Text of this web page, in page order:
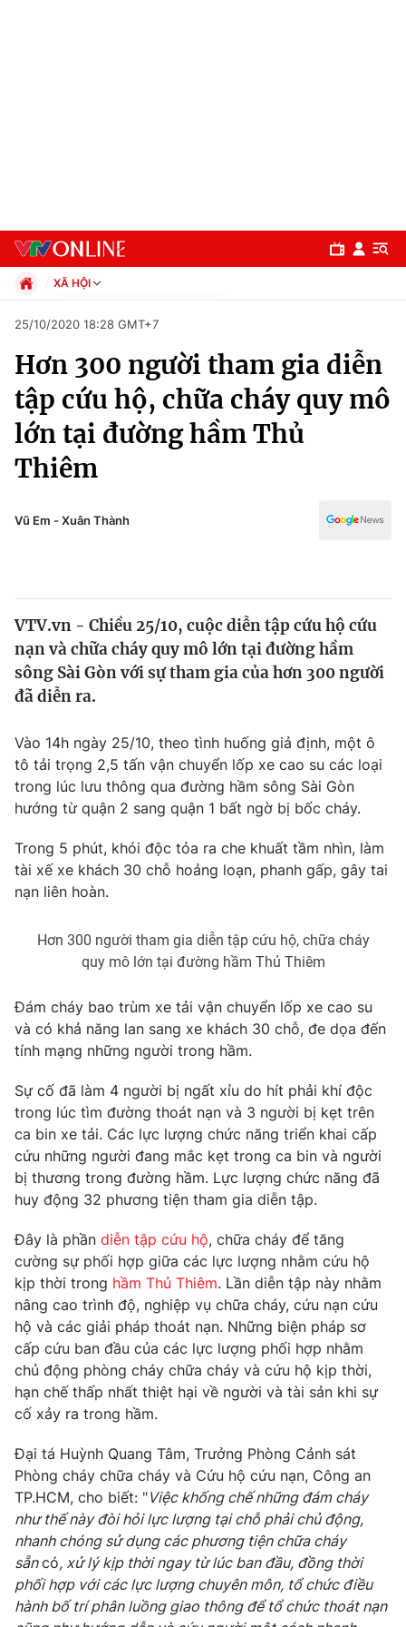
Chuyên mục
Chính trị
Xã hội
Pháp luật
Thế giới
Tin tức
Thế giới đó đây
Câu chuyện quốc tế
Kinh tế
Thị trường
Góc doanh nghiệp
Truyền hình
Phim VTV
Hậu trường
Nhân vật
Giải sao mai
Điện ảnh
Sao
Đời sống
Chất lượng cuộc sống
Giáo dục
Học trực tuyến
Hitech Công nghệ tương lai
Sản phẩm
Thị trường
Tư vấn
Giao lưu trực tuyến
Lịch phát sóng
Chuyên mục khác
Emagazine Podcast
Photo Infographic
Video Shorts video
VTV Money VTV Thể thao
VTV Sức khoẻ
Thị trường 24h Tấm lòng Việt
VTV4 Vươn mình bằng AI
VTV9 VTV8
Liên hệ tòa soạn English
XÃ HỘI
Xã hội
Pháp luật
Kinh tế
Thể thao
Truyền hình
Văn hóa - Giải trí
Y tế
Công nghệ
25/10/2020 18:28 GMT+7
Hơn 300 người tham gia diễn
tập cứu hộ, chữa cháy quy mô
lớn tại đường hầm Thủ
Thiêm
Vũ Em - Xuân Thành
VTV.vn - Chiều 25/10, cuộc diễn tập cứu hộ cứu
nạn và chữa cháy quy mô lớn tại đường hầm
sông Sài Gòn với sự tham gia của hơn 300 người
đã diễn ra.
Vào 14h ngày 25/10, theo tình huống giả định, một ô
tô tải trọng 2,5 tấn vận chuyển lốp xe cao su các loại
trong lúc lưu thông qua đường hầm sông Sài Gòn
hướng từ quận 2 sang quận 1 bất ngờ bị bốc cháy.
Trong 5 phút, khói độc tỏa ra che khuất tầm nhìn, làm
tài xế xe khách 30 chỗ hoảng loạn, phanh gấp, gây tai
nạn liên hoàn.
Hơn 300 người tham gia diễn tập cứu hộ, chữa cháy
quy mô lớn tại đường hầm Thủ Thiêm
Đám cháy bao trùm xe tải vận chuyển lốp xe cao su
và có khả năng lan sang xe khách 30 chỗ, đe dọa đến
tính mạng những người trong hầm.
Sự cố đã làm 4 người bị ngất xỉu do hít phải khí độc
trong lúc tìm đường thoát nạn và 3 người bị kẹt trên
ca bin xe tải. Các lực lượng chức năng triển khai cấp
cứu những người đang mắc kẹt trong ca bin và người
bị thương trong đường hầm. Lực lượng chức năng đã
huy động 32 phương tiện tham gia diễn tập.
Đây là phần diễn tập cứu hộ, chữa cháy để tăng
cường sự phối hợp giữa các lực lượng nhằm cứu hộ
kịp thời trong hầm Thủ Thiêm. Lần diễn tập này nhằm
nâng cao trình độ, nghiệp vụ chữa cháy, cứu nạn cứu
hộ và các giải pháp thoát nạn. Những biện pháp sơ
cấp cứu ban đầu của các lực lượng phối hợp nhằm
chủ động phòng cháy chữa cháy và cứu hộ kịp thời,
hạn chế thấp nhất thiệt hại về người và tài sản khi sự
cố xảy ra trong hầm.
Đại tá Huỳnh Quang Tâm, Trưởng Phòng Cảnh sát
Phòng cháy chữa cháy và Cứu hộ cứu nạn, Công an
TP.HCM, cho biết: "Việc khống chế những đám cháy
như thế này đòi hỏi lực lượng tại chỗ phải chủ động,
nhanh chóng sử dụng các phương tiện chữa cháy
sẵncó, xử lý kịp thời ngay từ lúc ban đầu, đồng thời
phối hợp với các lực lượng chuyên môn, tổ chức điều
hành bố trí phân luồng giao thông để tổ chức thoát nạn